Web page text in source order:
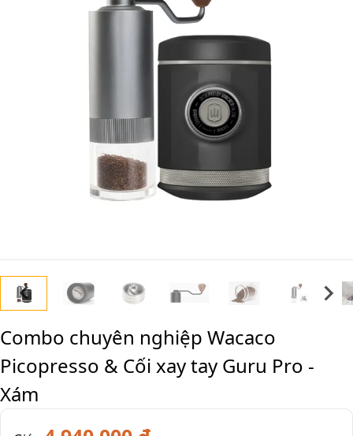
Combo chuyên nghiệp Wacaco
Picopresso & Cối xay tay Guru Pro -
Xám